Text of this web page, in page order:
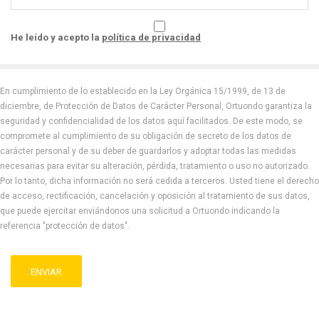
He leído y acepto la política de privacidad
En cumplimiento de lo establecido en la Ley Orgánica 15/1999, de 13 de
diciembre, de Protección de Datos de Carácter Personal, Ortuondo garantiza la
seguridad y confidencialidad de los datos aquí facilitados. De este modo, se
compromete al cumplimiento de su obligación de secreto de los datos de
carácter personal y de su deber de guardarlos y adoptar todas las medidas
necesarias para evitar su alteración, pérdida, tratamiento o uso no autorizado.
Por lo tanto, dicha información no será cedida a terceros. Usted tiene el derecho
de acceso, rectificación, cancelación y oposición al tratamiento de sus datos,
que puede ejercitar enviándonos una solicitud a Ortuondo indicando la
referencia "protección de datos".
ENVIAR